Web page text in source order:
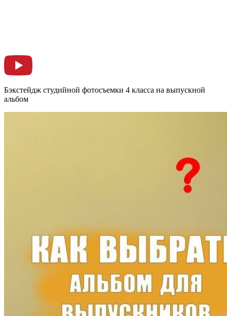
Бэкстейдж студийной фотосъемки 4 класса на выпускной
альбом